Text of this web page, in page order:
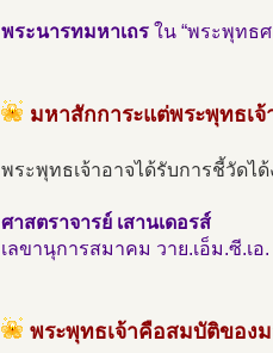
พระนารทมหาเถร ใน “พระพุทธ
มหาสักการะแต่พระพุทธเจ้
พระพุทธเจ้าอาจได้รับการชี้วัดไ
ศาสตราจารย์ เสานเดอรส์
เลขานุการสมาคม วาย.เอ็ม.ซี.เอ
พระพุทธเจ้าคือสมบัติของ